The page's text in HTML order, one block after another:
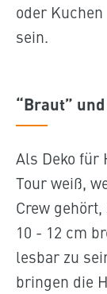
oder
sein.
“Braut”
Als Deko für
Tour weiß,
Crew
10 - 12 cm
lesbar zu
bringen die